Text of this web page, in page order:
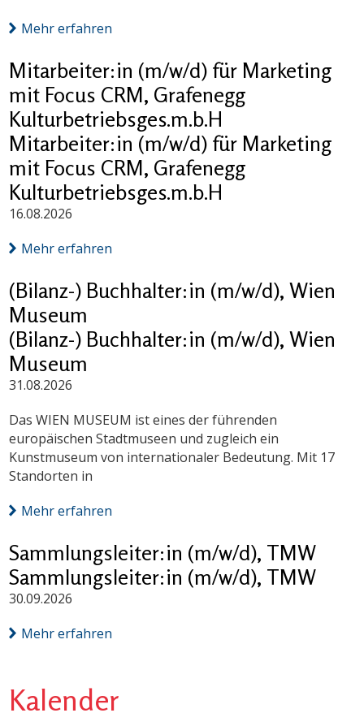
Mehr erfahren
Mitarbeiter:in (m/w/d) für Marketing
mit Focus CRM, Grafenegg
Kulturbetriebsges.m.b.H
Mitarbeiter:in (m/w/d) für Marketing
mit Focus CRM, Grafenegg
Kulturbetriebsges.m.b.H
16.08.2026
Mehr erfahren
(Bilanz-) Buchhalter:in (m/w/d), Wien
Museum
(Bilanz-) Buchhalter:in (m/w/d), Wien
Museum
31.08.2026
Das WIEN MUSEUM ist eines der führenden
europäischen Stadtmuseen und zugleich ein
Kunstmuseum von internationaler Bedeutung. Mit 17
Standorten in
Mehr erfahren
Sammlungsleiter:in (m/w/d), TMW
Sammlungsleiter:in (m/w/d), TMW
30.09.2026
Mehr erfahren
Kalender